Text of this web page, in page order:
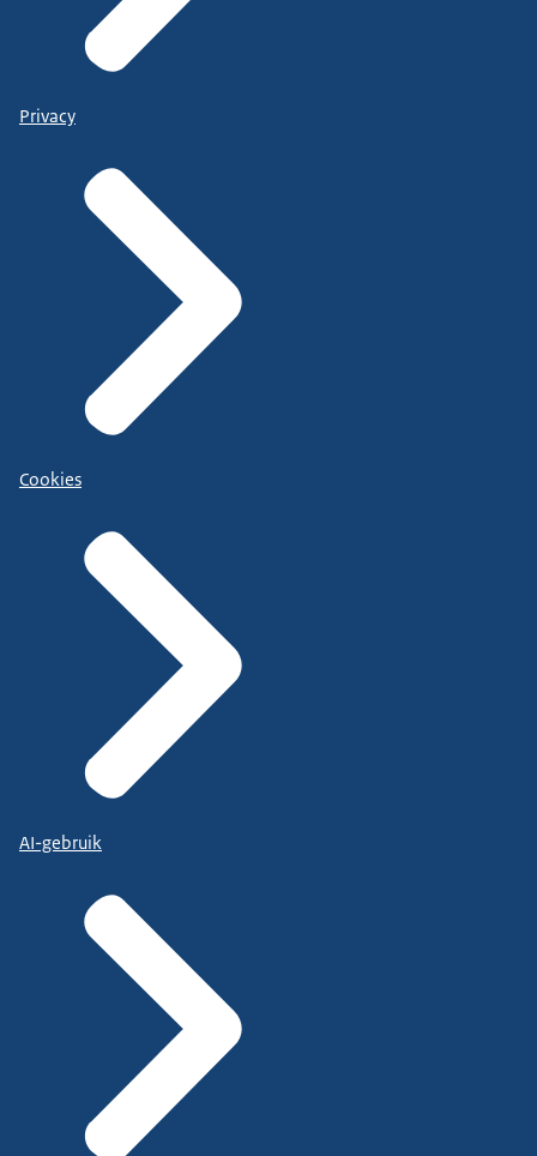
Privacy
Cookies
AI-gebruik